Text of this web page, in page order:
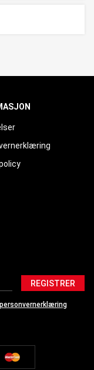
REGISTRER
personvernerklæring